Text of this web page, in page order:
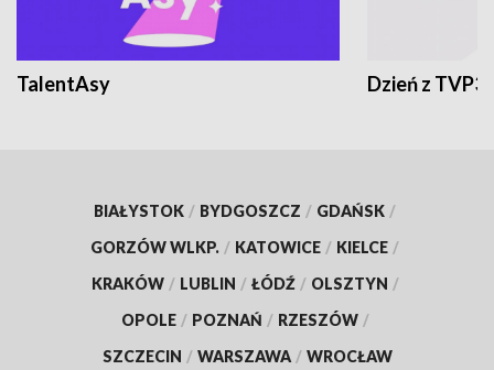
TalentAsy Dzień z TVP3
BIAŁYSTOK / BYDGOSZCZ / GDAŃSK /
GORZÓW WLKP. / KATOWICE / KIELCE /
KRAKÓW / LUBLIN / ŁÓDŹ / OLSZTYN /
OPOLE / POZNAŃ / RZESZÓW /
SZCZECIN / WARSZAWA / WROCŁAW